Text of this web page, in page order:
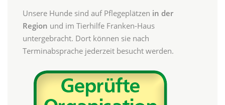
Unsere Hunde sind auf Pflegeplätzen in der
Region und im Tierhilfe Franken-Haus
untergebracht. Dort können sie nach
Terminabsprache jederzeit besucht werden.